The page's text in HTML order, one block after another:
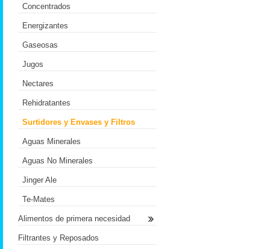
Concentrados
Energizantes
Gaseosas
Jugos
Nectares
Rehidratantes
Surtidores y Envases y Filtros
Aguas Minerales
Aguas No Minerales
Jinger Ale
Te-Mates
Alimentos de primera necesidad
Filtrantes y Reposados